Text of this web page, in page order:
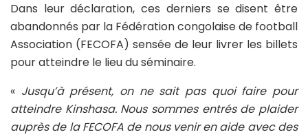
Dans leur déclaration, ces derniers se disent être
abandonnés par la Fédération congolaise de football
Association (FECOFA) sensée de leur livrer les billets
pour atteindre le lieu du séminaire.
« Jusqu’à présent, on ne sait pas quoi faire pour
atteindre Kinshasa. Nous sommes entrés de plaider
auprès de la FECOFA de nous venir en aide avec des